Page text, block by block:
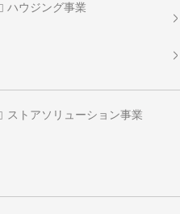
ハウジング事業
ストアソリューション事業